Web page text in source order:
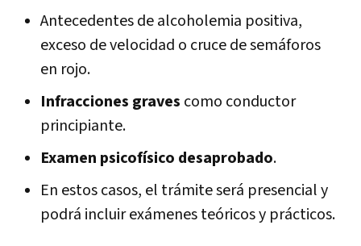
Antecedentes de alcoholemia positiva,
exceso de velocidad o cruce de semáforos
en rojo.
Infracciones graves como conductor
principiante.
Examen psicofísico desaprobado.
En estos casos, el trámite será presencial y
podrá incluir exámenes teóricos y prácticos.